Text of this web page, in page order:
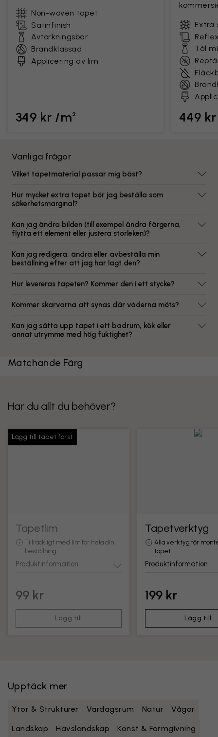
Non-woven tapet
Satinfinish
Avtorkningsbar
Brandklassad
Applicering av lim
349 kr /m²
Extra
Tål
449
Vanliga frågor
Vilket tapetmaterial passar mig bäst?
Hur mycket extra tapet bör jag beställa som
säkerhetsmarginal?
Kan jag ändra bilden (till exempel ändra färgerna,
flytta ett element eller justera storleken)?
Kan jag redigera, ändra eller avbeställa min
beställning efter att jag har lagt den?
Hur levereras tapeten? Kommer den i ett stycke?
Kommer skarvarna att synas där våderna möts?
Kan jag sätta upp tapet i ett badrum, kök eller
annat utrymme med hög fuktighet?
Matchande Färg
Har du allt du behöver?
Lägg till tapet först
Tapetlim
Tillräckligt med lim för hela din
beställning
Produktinformation
99 kr
Lägg till
Tapetverktyg
Alla verktyg för
tapet
Produktinformation
199 kr
Lägg till
Upptäck mer
Ytor & Strukturer Vardagsrum Natur Vågor
Landskap Havslandskap Konst & Formgivning